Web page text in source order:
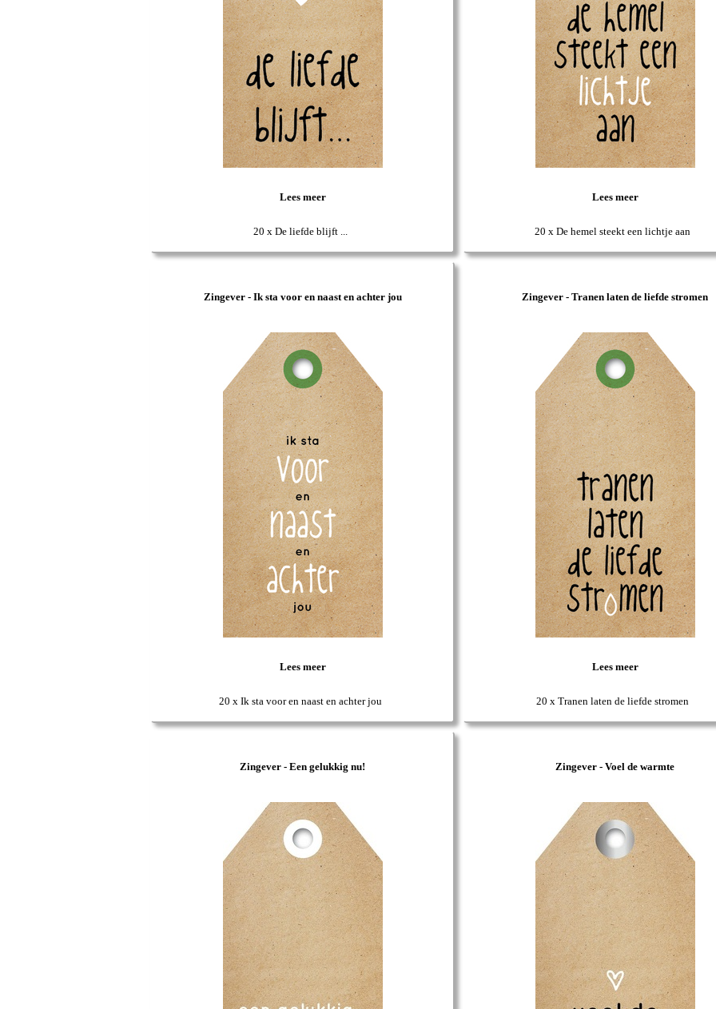
Lees meer
20 x De liefde blijft ...
Lees meer
20 x De hemel steekt een lichtje aan
Zingever - Ik sta voor en naast en achter jou
Lees meer
20 x Ik sta voor en naast en achter jou
Zingever - Tranen laten de liefde stromen
Lees meer
20 x Tranen laten de liefde stromen
Zingever - Een gelukkig nu! Zingever - Voel de warmte